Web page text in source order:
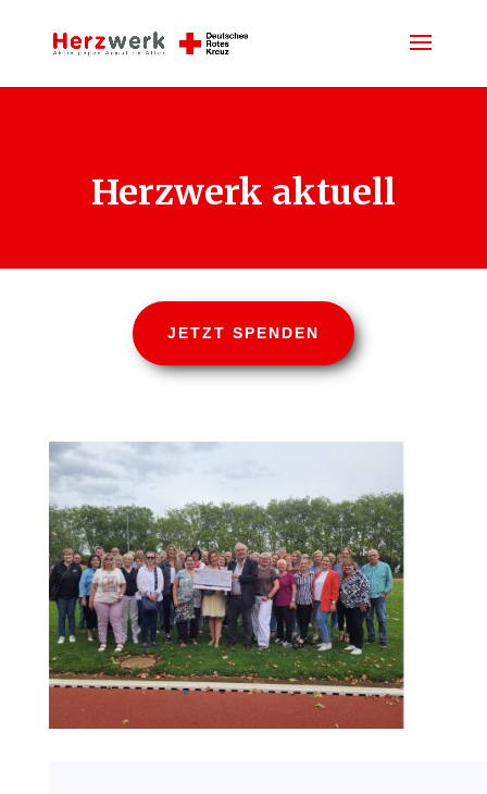
Herzwerk aktuell
JETZT SPENDEN